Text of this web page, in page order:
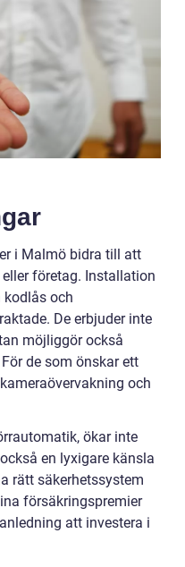
i Malmö bidra till att
företag. Installation
kodlås och
De erbjuder inte
möjliggör också
de som önskar ett
och
ökar inte
en lyxigare känsla
rätt säkerhetssystem
försäkringspremier
att investera i